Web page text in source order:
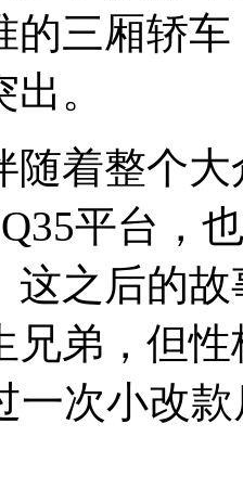
的三厢轿
。
随着整个
平台，
这之后的
兄弟，但
一次小改